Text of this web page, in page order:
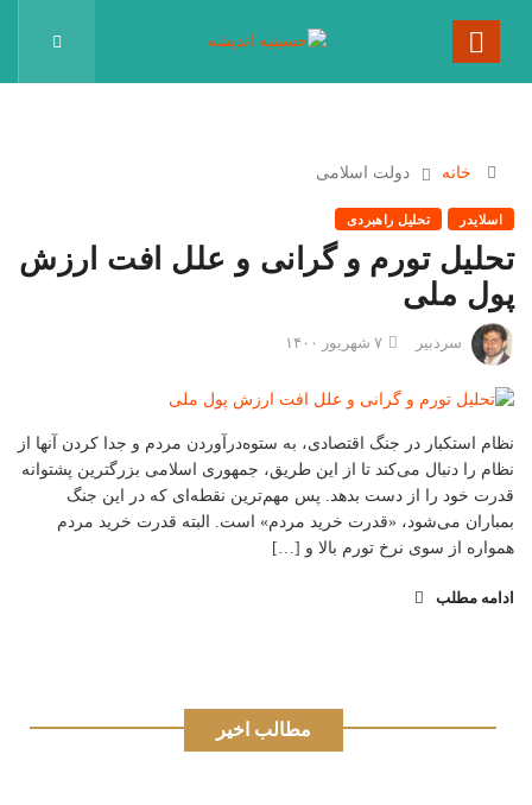
خانه دولت اسلامی
اسلایدر تحلیل راهبردی
تحلیل تورم و گرانی و علل افت ارزش
پول ملی
سردبیر
نظام استکبار در جنگ اقتصادی، به ستوه‌درآوردن مردم و جدا کردن آنها از
نظام را دنبال می‌کند تا از این طریق، جمهوری اسلامی بزرگترین پشتوانه
قدرت خود را از دست بدهد. پس مهم‌ترین نقطه‌ای که در این جنگ
بمباران می‌شود، «قدرت خرید مردم» است. البته قدرت خرید مردم
همواره از سوی نرخ تورم بالا و […]
ادامه مطلب
مطالب اخیر